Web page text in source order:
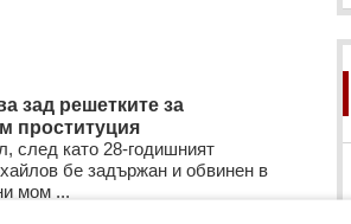
зад решетките за
проституция
след като 28-годишният
бе задържан и обвинен в
мом ...